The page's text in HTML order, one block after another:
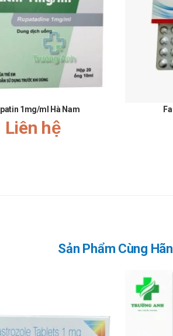
dụng sản phẩm.
dụng gộp những liều đã quên.
bao gồm phát ban, mày đay, phản ứng
1mg/ml Hà Nam
Liên hệ
Sản Phẩm Cùng